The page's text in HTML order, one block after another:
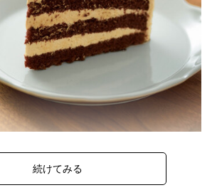
っかり適温キープするステンレスマグ
な模様が食卓を彩る中皿サイズのセ